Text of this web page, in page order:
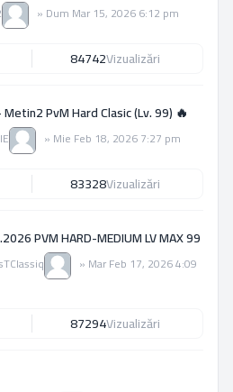
» Dum Mar 15, 2026 6:12 pm
84742Vizualizări
PvM Hard Clasic (Lv. 99) 🔥
» Mie Feb 18, 2026 7:27 pm
83328Vizualizări
PVM HARD-MEDIUM LV MAX 99
» Mar Feb 17, 2026 4:09
87294Vizualizări